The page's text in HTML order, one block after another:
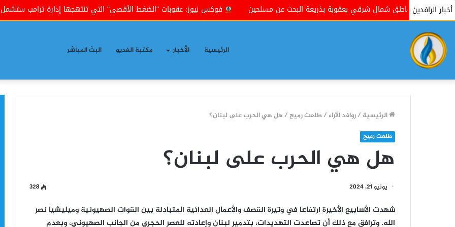
أخبار الرافدين
مناطق شمال شرقي بعقوبة بذريعة البحث عن مسلحين فوكس نيوز: عقوبات "الضغط الأقصى" التي تنتهجها إدارة ترامب ستشمل العراق
الرئيسية الأخبار مكتبة الفديو البث المباشر
الرئيسية /روافد الآراء/طلعت رميح/ هل هي الحرب على لبنان؟
طلعت رميح
هل هي الحرب على لبنان؟
يونيو 21, 2024 328
شهدت الأسابيع الأخيرة ارتفاعا في وتيرة القصف والأعمال العدائية المتبادلة بين القوات الصهيونية وميليشيا نصر
الله. وترافق مع ذلك أن تصاعدت التهديدات، بتدمير لبنان وإعادته للعصر الحجري من الجانب الصهيوني، وبعدم